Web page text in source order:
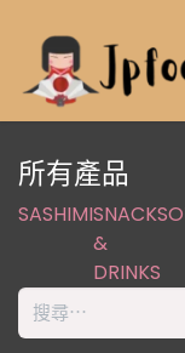
所有產品
SASHIMISNACKS
&
DRINKS